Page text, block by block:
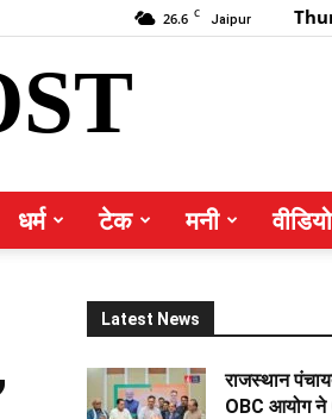
26.6 C Jaipur
धर्म टेक मनी वीडियो
Latest News
राजस्थान
OBC आयोग ने